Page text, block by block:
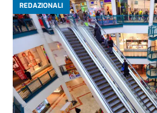
REDAZIONALI